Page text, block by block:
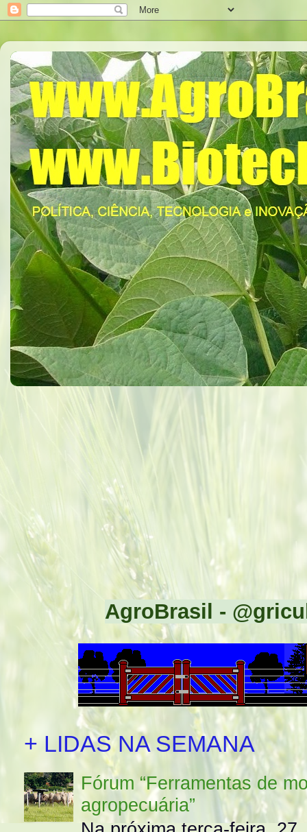
AgroBrasil -
+ LIDAS NA SEMANA
Fórum “Ferramentas de
agropecuária”